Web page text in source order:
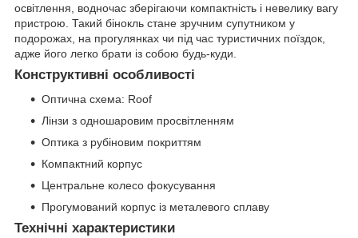
освітлення, водночас зберігаючи компактність і невелику вагу
пристрою. Такий бінокль стане зручним супутником у
подорожах, на прогулянках чи під час туристичних поїздок,
адже його легко брати із собою будь-куди.
Конструктивні особливості
Оптична схема: Roof
Лінзи з одношаровим просвітленням
Оптика з рубіновим покриттям
Компактний корпус
Центральне колесо фокусування
Прогумований корпус із металевого сплаву
Технічні характеристики